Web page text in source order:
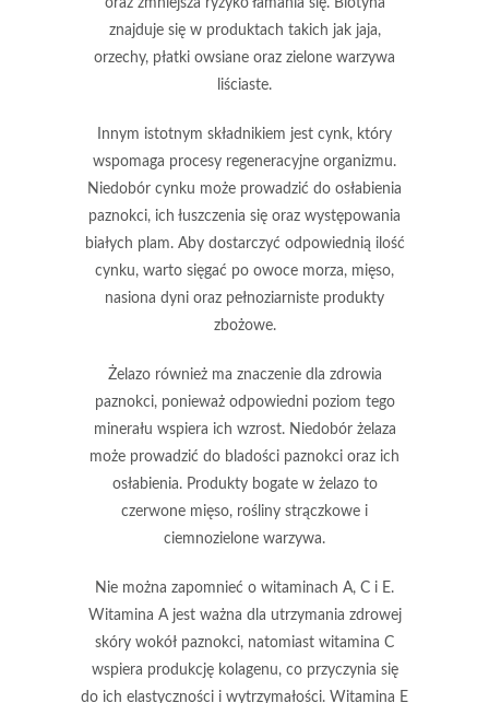
oraz zmniejsza ryzyko łamania się. Biotyna
znajduje się w produktach takich jak jaja,
orzechy, płatki owsiane oraz zielone warzywa
liściaste.
Innym istotnym składnikiem jest cynk, który
wspomaga procesy regeneracyjne organizmu.
Niedobór cynku może prowadzić do osłabienia
paznokci, ich łuszczenia się oraz występowania
białych plam. Aby dostarczyć odpowiednią ilość
cynku, warto sięgać po owoce morza, mięso,
nasiona dyni oraz pełnoziarniste produkty
zbożowe.
Żelazorównież ma znaczenie dla zdrowia
paznokci, ponieważ odpowiedni poziom tego
minerału wspiera ich wzrost. Niedobór żelaza
może prowadzić do bladości paznokci oraz ich
osłabienia. Produkty bogate w żelazo to
czerwone mięso, rośliny strączkowe i
ciemnozielone warzywa.
Nie można zapomnieć o witaminach A, C i E.
Witamina Ajest ważna dla utrzymania zdrowej
skóry wokół paznokci, natomiast witamina C
wspiera produkcję kolagenu, co przyczynia się
do ich elastyczności i wytrzymałości. Witamina E